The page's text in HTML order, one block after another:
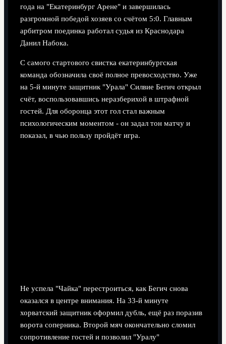
года на "Екатеринбург Арене" и завершилась
разгромной победой хозяев со счётом 5:0. Главным
арбитром поединка работал судья из Краснодара
Данил Набока.
С самого стартового свистка екатеринбургская
команда обозначила своё полное превосходство. Уже
на 5-й минуте защитник "Урала" Силвие Бегич открыл
счёт, воспользовавшись неразберихой в штрафной
гостей. Для оборонца этот гол стал важным
психологическим моментом - он задал тон матчу и
показал, в чью пользу пройдёт игра.
Не успела "Чайка" перестроиться, как Бегич снова
оказался в центре внимания. На 33-й минуте
хорватский защитник оформил дубль, ещё раз поразив
ворота соперника. Второй мяч окончательно сломил
сопротивление гостей и позволил "Уралу"